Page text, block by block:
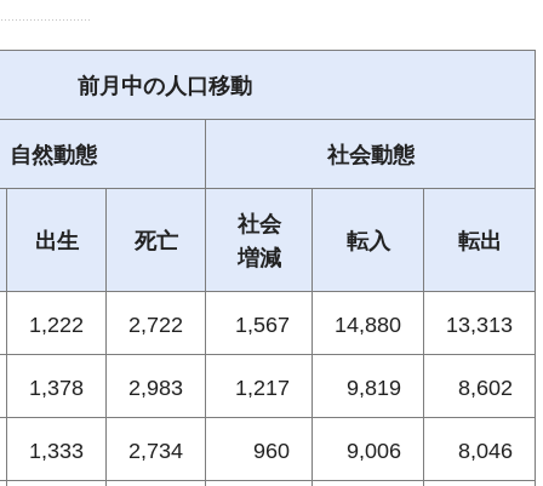
前月中の人口移動
自然動態 社会動態
出生 死亡
社会
増減
転入 転出
1,222 2,722 1,567 14,880 13,313
1,378 2,983 1,217 9,819 8,602
1,333 2,734 960 9,006 8,046